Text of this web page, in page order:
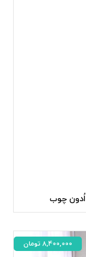
اُدون چوب
8,400,000 تومان